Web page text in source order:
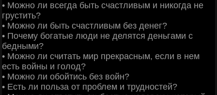
• Можно ли всегда быть счастливым и никогда не
грустить?
• Можно ли быть счастливым без денег?
• Почему богатые люди не делятся деньгами с
бедными?
• Можно ли считать мир прекрасным, если в нем
есть войны и голод?
• Можно ли обойтись без войн?
• Есть ли польза от проблем и трудностей?